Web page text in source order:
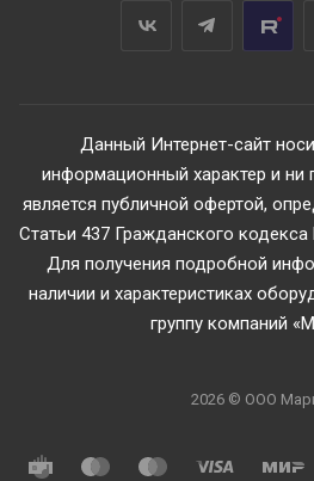
Данный Интернет-сайт
информационный характер и ни
является публичной офертой,
Статьи 437 Гражданского
Для получения подробной
наличии и характеристиках
группу компаний
2026 © ООО